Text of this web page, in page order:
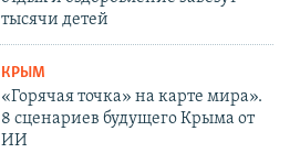
тысячи детей
КРЫМ
«Горячая точка» на карте мира».
8 сценариев будущего Крыма от
ИИ